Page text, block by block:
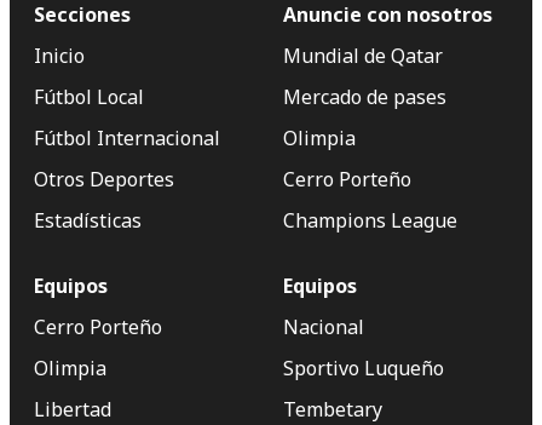
Secciones
Inicio
Fútbol Local
Fútbol Internacional
Otros Deportes
Estadísticas
Anuncie con nosotros
Mundial de Qatar
Mercado de pases
Olimpia
Cerro Porteño
Champions League
Equipos
Cerro Porteño
Olimpia
Libertad
Equipos
Nacional
Sportivo Luqueño
Tembetary